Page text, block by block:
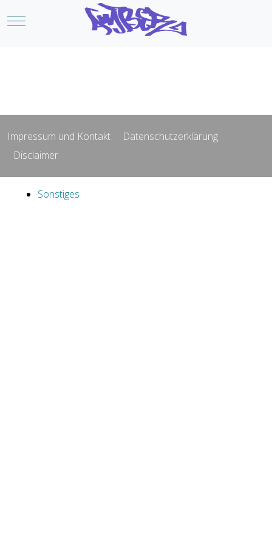
Mobile Menu Toggle
Impressum und Kontakt
Datenschutzerklärung
Disclaimer
Sonstiges